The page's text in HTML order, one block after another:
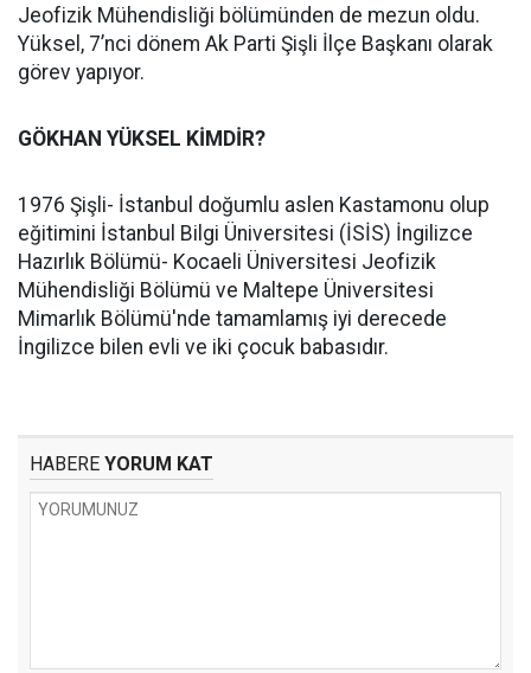
Jeofizik Mühendisliği bölümünden de mezun oldu.
Yüksel, 7’nci dönem Ak Parti Şişli İlçe Başkanı olarak
görev yapıyor.
GÖKHAN YÜKSEL KİMDİR?
1976 Şişli- İstanbul doğumlu aslen Kastamonu olup
eğitimini İstanbul Bilgi Üniversitesi (İSİS) İngilizce
Hazırlık Bölümü- Kocaeli Üniversitesi Jeofizik
Mühendisliği Bölümü ve Maltepe Üniversitesi
Mimarlık Bölümü'nde tamamlamış iyi derecede
İngilizce bilen evli ve iki çocuk babasıdır.
HABERE YORUM KAT